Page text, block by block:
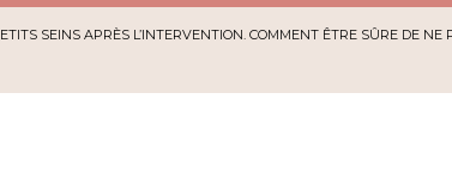
SEINS APRÈS L’INTERVENTION. COMMENT ÊTRE SÛRE DE